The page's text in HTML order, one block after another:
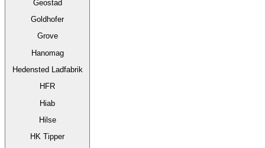
Geostad
Goldhofer
Grove
Hanomag
Hedensted Ladfabrik
HFR
Hiab
Hilse
HK Tipper